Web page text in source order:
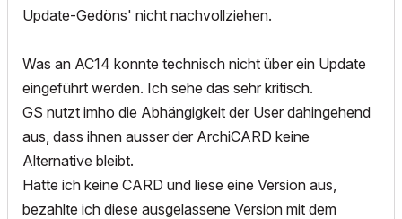
Update-Gedöns' nicht nachvollziehen.
Was an AC14 konnte technisch nicht über ein Update
eingeführt werden. Ich sehe das sehr kritisch.
GS nutzt imho die Abhängigkeit der User dahingehend
aus, dass ihnen ausser der ArchiCARD keine
Alternative bleibt.
Hätte ich keine CARD und liese eine Version aus,
bezahlte ich diese ausgelassene Version mit dem